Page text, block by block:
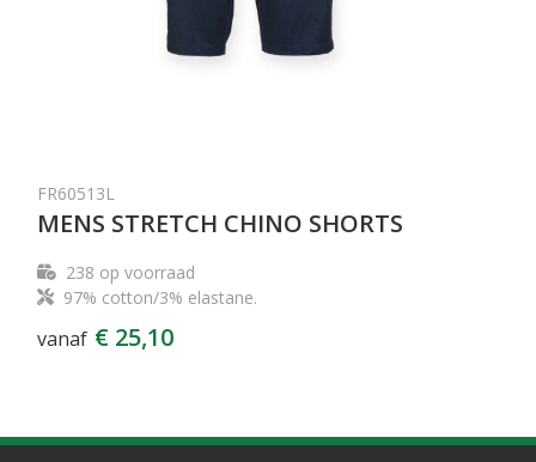
FR60513L
MENS STRETCH CHINO SHORTS
238 op voorraad
97% cotton/3% elastane.
vanaf € 25,10